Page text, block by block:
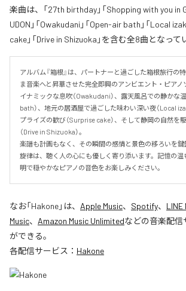
楽曲は、「27th birthday」「Shopping with you in
UDON」「Owakudani」「Open-air bath」「Local
cake」「Drive in Shizuoka」を含む全8曲となって
アルバム『箱根』は、パートナーと過ごした箱根旅行の
ま音楽へと昇華させた完全即興のアンビエント・ピアノ
イナミックな息吹（Owakudani）、露天風呂での静かな
bath）、地元の居酒屋で過ごした味わい深い夜（Local
プライズの歓び（Surprise cake）、そして静岡の自然を
（Drive in Shizuoka）。
楽譜も計画もなく、その瞬間の感情と景色の移ろいを
旋律は、聴く人の心にも優しく寄り添います。記憶の
明で穏やかなピアノの音色をお楽しみください。
なお「Hakone」は、 Apple Music、 Spotify、 LINE
Music、 Amazon Music Unlimitedなどの音楽配信
ができる。
各配信サービス： Hakone